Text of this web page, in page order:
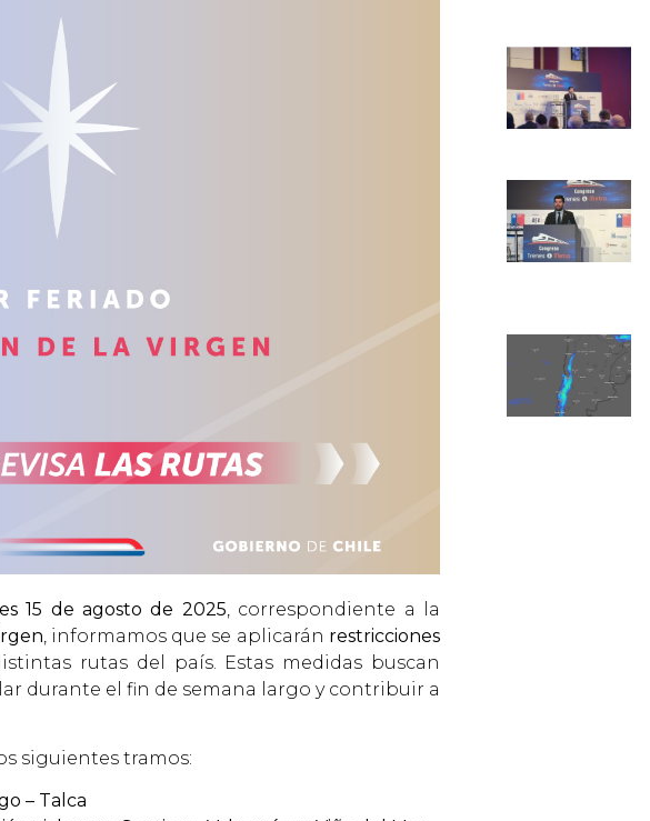
15 de agosto de 2025 , correspondiente a la
, informamos que se aplicarán restricciones
rutas del país. Estas medidas buscan
durante el fin de semana largo y contribuir a
siguientes tramos:
– Talca